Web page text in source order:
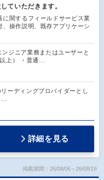
ていただきます。
に関するフィールドサービス業
操作説明、既存アプリケーシ
ンジニア業務またはユーザーと
上） ・普通…
ーディングプロバイダーとし
…
詳細を見る
掲載期間：26/08/06～26/08/19